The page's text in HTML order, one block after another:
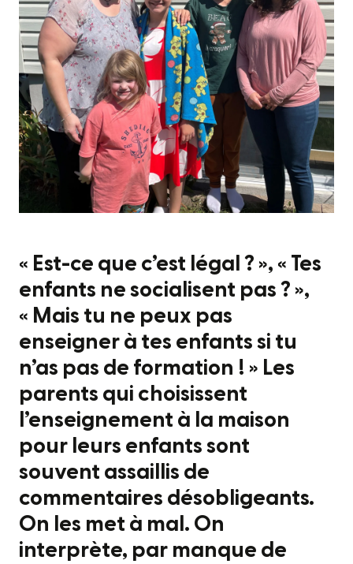
« Est-ce que c’est légal ? », « Tes
enfants ne socialisent pas ? »,
« Mais tu ne peux pas
enseigner à tes enfants si tu
n’as pas de formation ! » Les
parents qui choisissent
l’enseignement à la maison
pour leurs enfants sont
souvent assaillis de
commentaires désobligeants.
On les met à mal. On
interprète, par manque de